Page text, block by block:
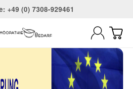
+49 (0) 7308-929461